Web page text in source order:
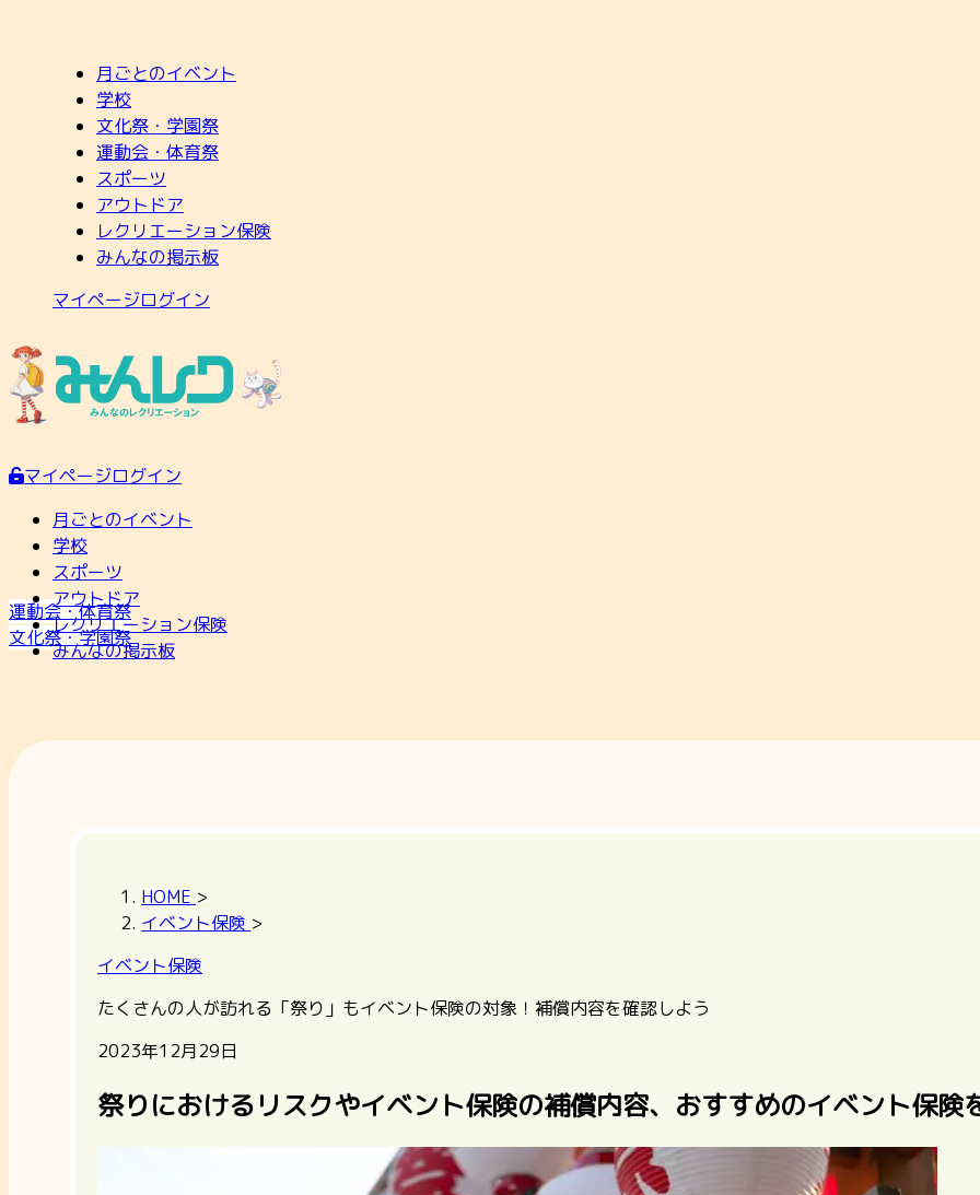
月ごとのイベント
学校
文化祭・学園祭
運動会・体育祭
スポーツ
アウトドア
レクリエーション保険
みんなの掲示板
マイページログイン
マイページログイン
月ごとのイベント
学校
運動会・体育祭
文化祭・学園祭
スポーツ
アウトドア
レクリエーション保険
みんなの掲示板
HOME >
イベント保険 >
イベント保険
たくさんの人が訪れる「祭り」もイベント保険の対象！補償内容を確認しよう
2023年12月29日
祭りにおけるリスクやイベント保険の補償内容、おすすめのイベント保険